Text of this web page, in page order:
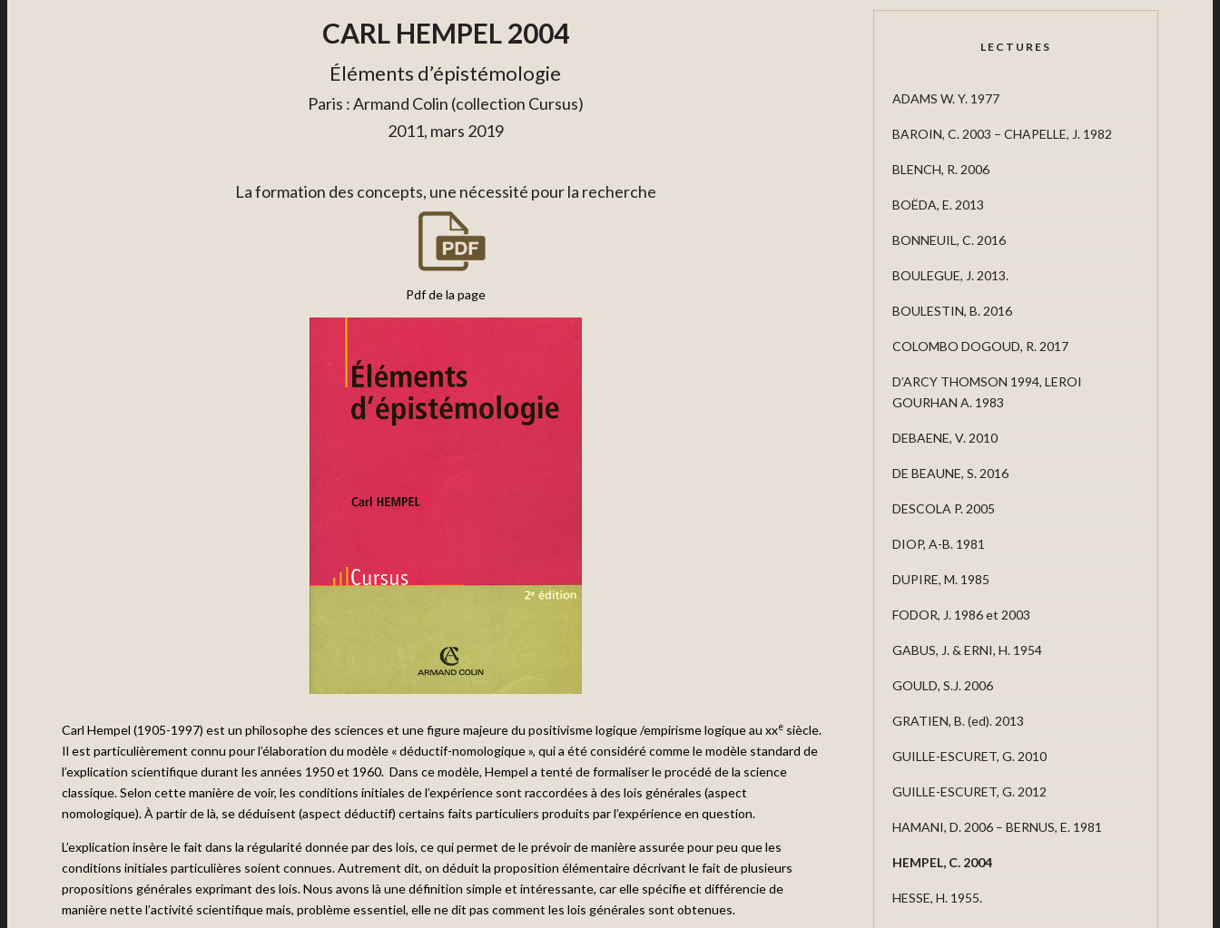
CARL HEMPEL 2004
Éléments d’épistémologie
Paris : Armand Colin (collection Cursus)
2011, mars 2019
La formation des concepts, une nécessité pour la recherche
Pdf de la page
Carl Hempel (1905-1997) est un philosophe des sciences et une figure majeure du positivisme logique /empirisme logique au xxe siècle.
Il est particulièrement connu pour l’élaboration du modèle « déductif-nomologique », qui a été considéré comme le modèle standard de
l’explication scientifique durant les années 1950 et 1960. Dans ce modèle, Hempel a tenté de formaliser le procédé de la science
classique. Selon cette manière de voir, les conditions initiales de l’expérience sont raccordées à des lois générales (aspect
nomologique). À partir de là, se déduisent (aspect déductif) certains faits particuliers produits par l’expérience en question.
L’explication insère le fait dans la régularité donnée par des lois, ce qui permet de le prévoir de manière assurée pour peu que les
conditions initiales particulières soient connues. Autrement dit, on déduit la proposition élémentaire décrivant le fait de plusieurs
propositions générales exprimant des lois. Nous avons là une définition simple et intéressante, car elle spécifie et différencie de
manière nette l’activité scientifique mais, problème essentiel, elle ne dit pas comment les lois générales sont obtenues.
LECTURES
ADAMS W. Y. 1977
BAROIN, C. 2003 – CHAPELLE, J. 1982
BLENCH, R. 2006
BOËDA, E. 2013
BONNEUIL, C. 2016
BOULEGUE, J. 2013.
BOULESTIN, B. 2016
COLOMBO DOGOUD, R. 2017
D’ARCY THOMSON 1994, LEROI
GOURHAN A. 1983
DEBAENE, V. 2010
DE BEAUNE, S. 2016
DESCOLA P. 2005
DIOP, A-B. 1981
DUPIRE, M. 1985
FODOR, J. 1986 et 2003
GABUS, J. & ERNI, H. 1954
GOULD, S.J. 2006
GRATIEN, B. (ed). 2013
GUILLE-ESCURET, G. 2010
GUILLE-ESCURET, G. 2012
HAMANI, D. 2006 – BERNUS, E. 1981
HEMPEL, C. 2004
HESSE, H. 1955.